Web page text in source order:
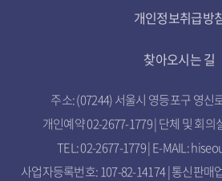
개인정보취급방
찾아오시는 길
주소: (07244) 서울시 영등포구 영신
개인예약 02-2677-1779 | 단체 및 회의
TEL: 02-2677-1779 | E-MAIL:
사업자등록번호: 107-82-14174 | 통신판매